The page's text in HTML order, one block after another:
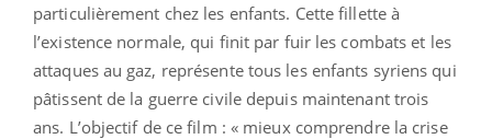
particulièrement chez les enfants. Cette fillette à
l’existence normale, qui finit par fuir les combats et les
attaques au gaz, représente tous les enfants syriens qui
pâtissent de la guerre civile depuis maintenant trois
ans. L’objectif de ce film : « mieux comprendre la crise